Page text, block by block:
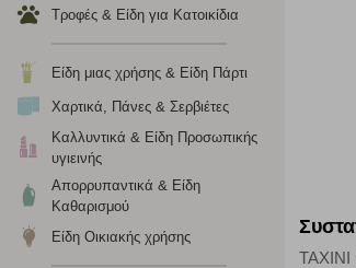
Τροφές & Είδη για Κατοικίδια
Είδη μιας χρήσης & Είδη Πάρτι
Χαρτικά, Πάνες & Σερβιέτες
Καλλυντικά & Είδη Προσωπικής
υγιεινής
Απορρυπαντικά & Είδη
Καθαρισμού
Είδη Οικιακής χρήσης
Η συγκεκριμένη κατηγορία cookies
για τη δημιουργία ενός προφίλ των
το πρόγραμμα περιήγησης και τη
Cookies απόδοσης
Η συγκεκριμένη κατηγορία cookies
να γνωρίζουμε ποιες σελίδες
τα cookies είναι συγκεντρωτικές